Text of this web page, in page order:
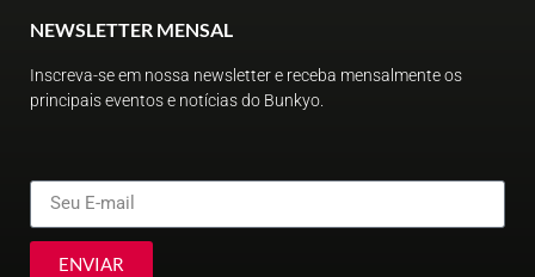
NEWSLETTER MENSAL
Inscreva-se em nossa newsletter e receba mensalmente os
principais eventos e notícias do Bunkyo.
ENVIAR